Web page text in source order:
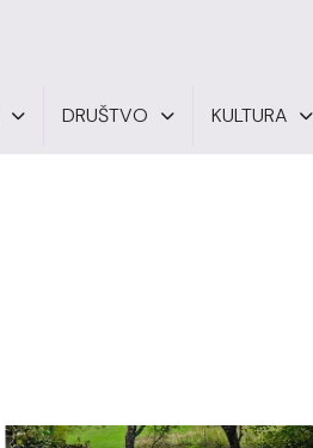
DRUŠTVO KULTURA